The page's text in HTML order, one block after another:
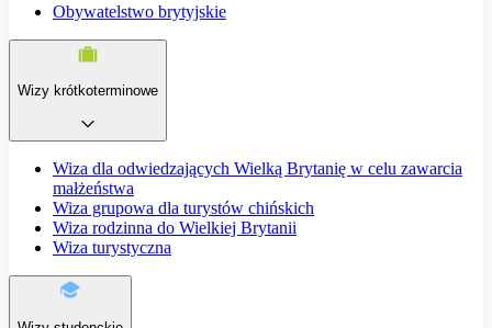
Obywatelstwo brytyjskie
Wizy krótkoterminowe
Wiza dla odwiedzających Wielką Brytanię w celu zawarcia
małżeństwa
Wiza grupowa dla turystów chińskich
Wiza rodzinna do Wielkiej Brytanii
Wiza turystyczna